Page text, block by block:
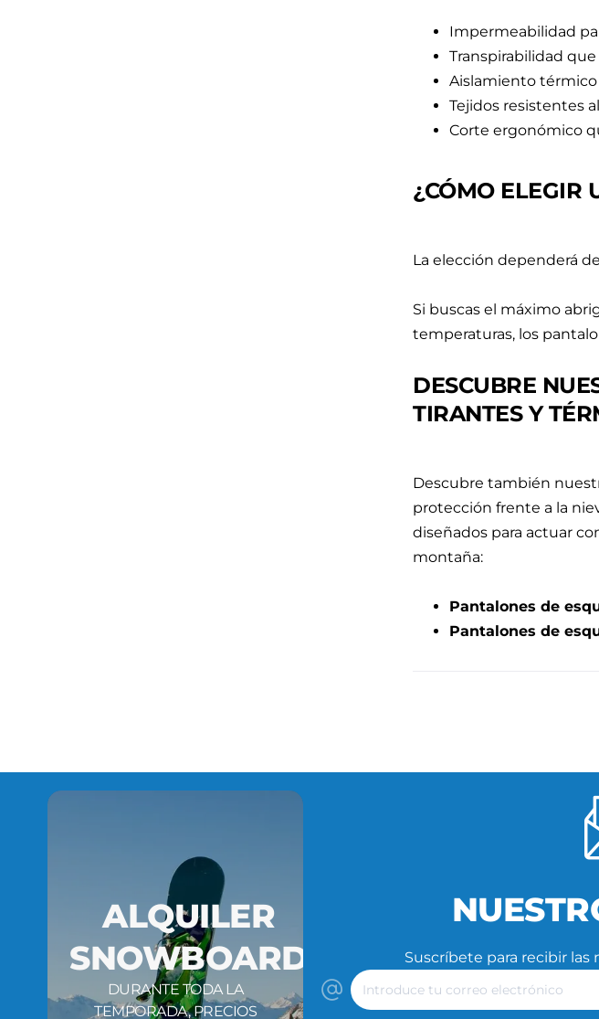
Impermeabilidad
Transpirabilidad
Aislamiento térmico
Tejidos resistentes
Corte ergonómico
¿CÓMO ELEGIR
La elección dependerá
Si buscas el máximo
temperaturas, los
DESCUBRE
TIRANTES Y
Descubre también
protección frente a la
diseñados para actuar
montaña:
Pantalones de
Pantalones de
ALQUILER
SNOWBOARD
DURANTE TODA LA
TEMPORADA, PRECIOS
Suscríbete para recibir
Introduce
tu
correo